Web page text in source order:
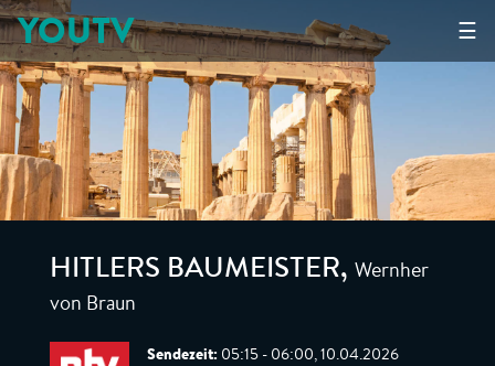
☰
YOUTV
HITLERS BAUMEISTER, Wernher
von Braun
Sendezeit: 05:15 - 06:00, 10.04.2026